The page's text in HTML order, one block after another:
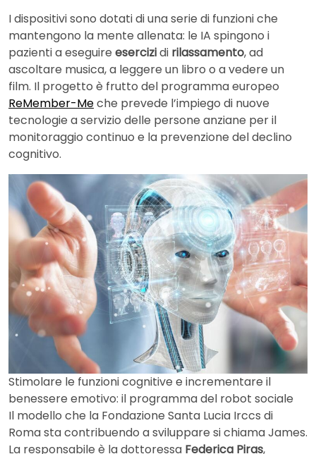
I dispositivi sono dotati di una serie di funzioni che
mantengono la mente allenata: le IA spingono i
pazienti a eseguire esercizidi rilassamento, ad
ascoltare musica, a leggere un libro o a vedere un
film. Il progetto è frutto del programma europeo
ReMember-Meche prevede l’impiego di nuove
tecnologie a servizio delle persone anziane per il
monitoraggio continuo e la prevenzione del declino
cognitivo.
Stimolare le funzioni cognitive e incrementare il
benessere emotivo: il programma del robot sociale
Il modello che la Fondazione Santa Lucia Irccs di
Roma sta contribuendo a sviluppare si chiama James.
La responsabile è la dottoressa Federica Piras,